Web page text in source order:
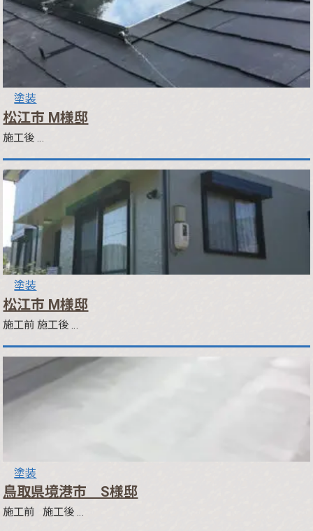
塗装
松江市 M様邸
施工後 …
塗装
松江市 M様邸
施工前 施工後 …
塗装
鳥取県境港市 S様邸
施工前 施工後 …